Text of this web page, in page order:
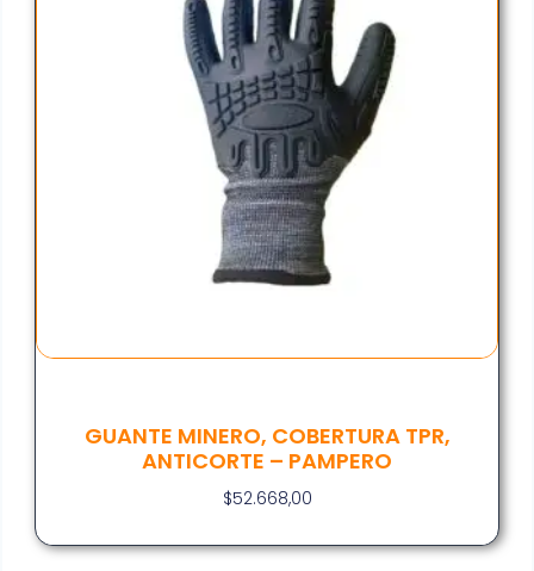
GUANTE MINERO, COBERTURA TPR,
ANTICORTE – PAMPERO
$52.668,00